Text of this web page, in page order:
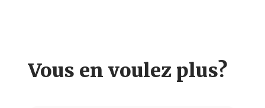
Vous en voulez plus?